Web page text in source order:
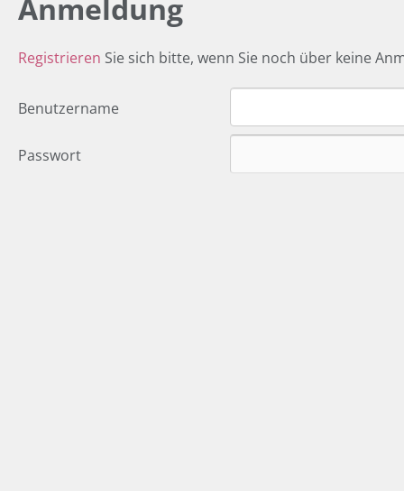
Anmeldung
Registrieren Sie sich bitte, wenn Sie noch über keine
Benutzername
Passwort